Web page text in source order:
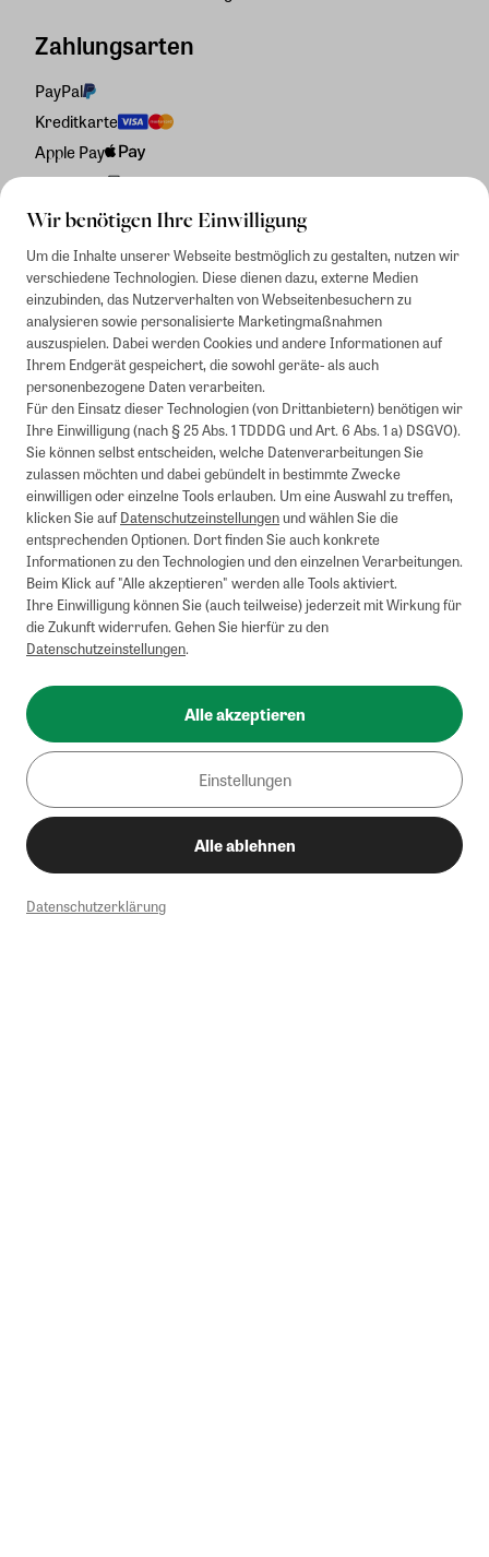
Wir benötigen Ihre Einwilligung
Um die Inhalte unserer Webseite bestmöglich zu gestalten, nutzen wir
verschiedene Technologien. Diese dienen dazu, externe Medien
einzubinden, das Nutzerverhalten von Webseitenbesuchern zu
analysieren sowie personalisierte Marketingmaßnahmen
auszuspielen. Dabei werden Cookies und andere Informationen auf
Ihrem Endgerät gespeichert, die sowohl geräte- als auch
personenbezogene Daten verarbeiten.
Für den Einsatz dieser Technologien (von Drittanbietern) benötigen wir
Ihre Einwilligung (nach § 25 Abs. 1 TDDDG und Art. 6 Abs. 1 a) DSGVO).
Sie können selbst entscheiden, welche Datenverarbeitungen Sie
zulassen möchten und dabei gebündelt in bestimmte Zwecke
einwilligen oder einzelne Tools erlauben. Um eine Auswahl zu treffen,
klicken Sie aufDatenschutzeinstellungenund wählen Sie die
entsprechenden Optionen. Dort finden Sie auch konkrete
Informationen zu den Technologien und den einzelnen Verarbeitungen.
Beim Klick auf "Alle akzeptieren" werden alle Tools aktiviert.
Ihre Einwilligung können Sie (auch teilweise) jederzeit mit Wirkung für
die Zukunft widerrufen. Gehen Sie hierfür zu den
Datenschutzeinstellungen.
Alle akzeptieren
Einstellungen
Alle ablehnen
Datenschutzerklärung
Zahlungsarten
PayPal
Kreditkarte
Apple Pay
Rechnung